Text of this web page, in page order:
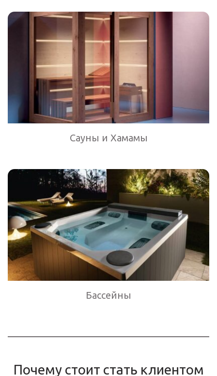
Сауны и Хамамы
Бассейны
Почему стоит стать клиентом